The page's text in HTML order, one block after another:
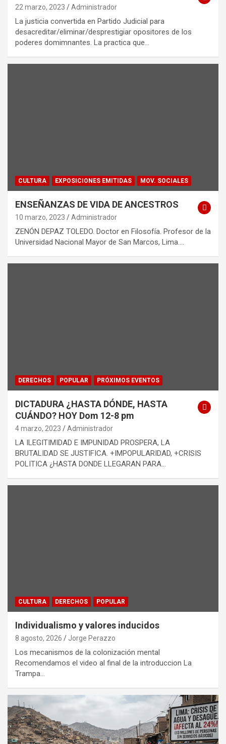
22 marzo, 2023 Administrador
La justicia convertida en Partido Judicial para
desacreditar/eliminar/desprestigiar opositores de los
poderes domimnantes. La practica que…
CULTURA EXPOSICIONES EMITIDAS MOV. SOCIALES
ENSEÑANZAS DE VIDA DE ANCESTROS
10 marzo, 2023 Administrador
ZENÓN DEPAZ TOLEDO. Doctor en Filosofía. Profesor de la
Universidad Nacional Mayor de San Marcos, Lima.…
DERECHOS POPULAR PRÓXIMOS EVENTOS
DICTADURA ¿HASTA DÓNDE, HASTA
CUÁNDO? HOY Dom 12-8 pm
4 marzo, 2023 Administrador
LA ILEGITIMIDAD E IMPUNIDAD PROSPERA, LA
BRUTALIDAD SE JUSTIFICA. +IMPOPULARIDAD, +CRISIS
POLITICA ¿HASTA DONDE LLEGARAN PARA…
CULTURA DERECHOS POPULAR
Individualismo y valores inducidos
8 agosto, 2026 Jorge Perazzo
Los mecanismos de la colonización mental
Recomendamos el video al final de la introduccion La
Trampa…